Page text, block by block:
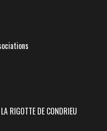
RIGOTTE DE CONDRIEU